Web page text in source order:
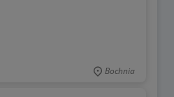
Bochnia